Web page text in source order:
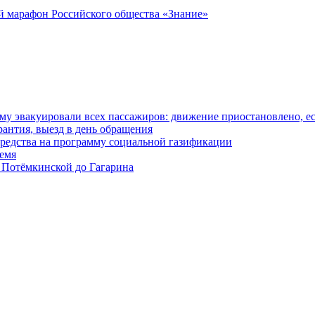
марафон Российского общества «Знание»
всех пассажиров: движение приостановлено,
выезд в день обращения
на программу социальной газификации
до Гагарина